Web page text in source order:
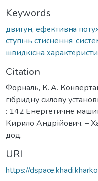
Keywords
двигун, ефективна
ступінь стиснення,
швидкісна
Citation
Форналь, К. А.
гібридну силову
: 142 Енергетичне
Кирило Андрійович. –
дод.
URI
https://